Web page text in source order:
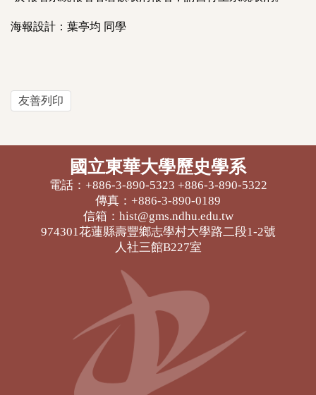
海報設計：葉亭均 同學
友善列印
國立東華大學歷史學系
電話：+886-3-890-5323 +886-3-890-5322
傳真：+886-3-890-0189
信箱：hist@gms.ndhu.edu.tw
974301花蓮縣壽豐鄉志學村大學路二段1-2號
人社三館B227室